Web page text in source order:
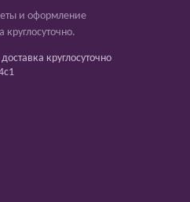
и оформление
круглосуточно